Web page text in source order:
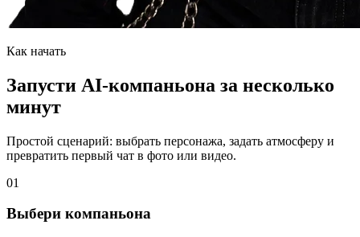
Как начать
Запусти AI-компаньона за несколько
минут
Простой сценарий: выбрать персонажа, задать атмосферу и
превратить первый чат в фото или видео.
01
Выбери компаньона